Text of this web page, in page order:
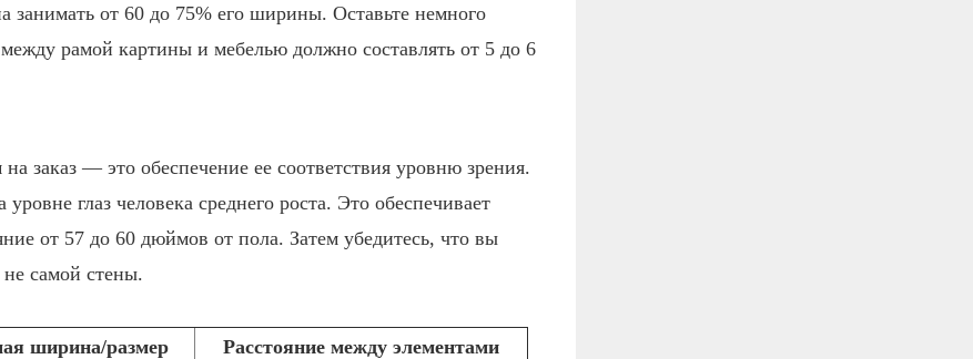
от 60 до 75% его ширины. Оставьте немного
рамой картины и мебелью должно составлять от 5 до 6
заказ — это обеспечение ее соответствия уровню зрения.
глаз человека среднего роста. Это обеспечивает
от 57 до 60 дюймов от пола. Затем убедитесь, что вы
не самой стены.
ширина/размер
Расстояние между элементами